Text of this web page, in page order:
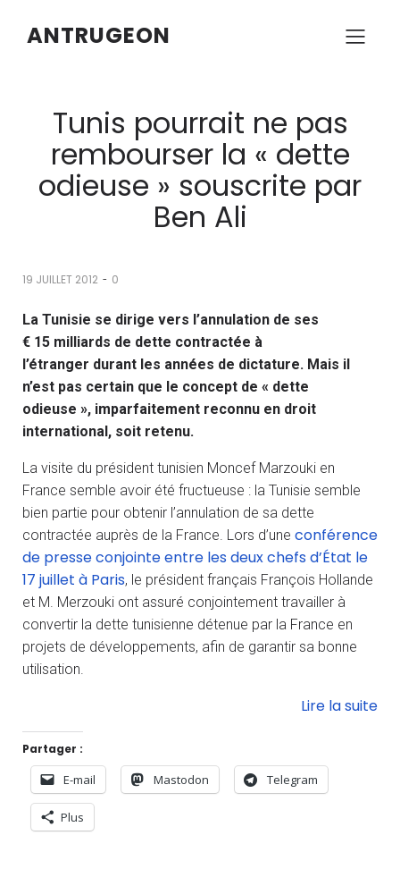
ANTRUGEON
Tunis pourrait ne pas
rembourser la « dette
odieuse » souscrite par
Ben Ali
19 JUILLET 2012 - 0
La Tunisie se dirige vers l’annulation de ses
€ 15 milliards de dette contractée à
l’étranger durant les années de dictature. Mais il
n’est pas certain que le concept de « dette
odieuse », imparfaitement reconnu en droit
international, soit retenu.
La visite du président tunisien Moncef Marzouki en
France semble avoir été fructueuse : la Tunisie semble
bien partie pour obtenir l’annulation de sa dette
contractée auprès de la France. Lors d’une conférence
de presse conjointe entre les deux chefs d’État le
17 juillet à Paris, le président français François Hollande
et M. Merzouki ont assuré conjointement travailler à
convertir la dette tunisienne détenue par la France en
projets de développements, afin de garantir sa bonne
utilisation.
Lire la suite
Partager :
E-mail Mastodon Telegram
Plus